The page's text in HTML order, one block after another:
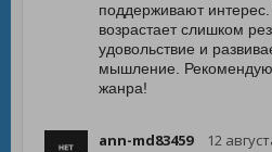
поддерживают
возрастает слишком
удовольствие и
мышление.
жанра!
ann-md83459 12